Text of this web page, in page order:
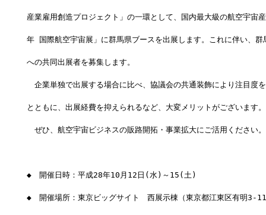
産業雇用創造プロジェクト」の一環として、国内最大級の航空宇宙
年 国際航空宇宙展」に群馬県ブースを出展します。これに伴い、群
への共同出展者を募集します。
企業単独で出展する場合に比べ、協議会の共通装飾により注目度
とともに、出展経費を抑えられるなど、大変メリットがございます。
ぜひ、航空宇宙ビジネスの販路開拓・事業拡大にご活用ください。
◆　開催日時：平成28年10月12日(水)～15(土)
◆　開催場所：東京ビッグサイト　西展示棟（東京都江東区有明3-